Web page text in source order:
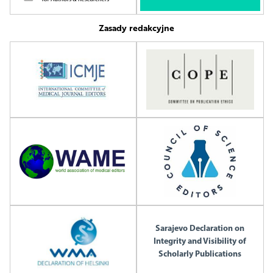
Zasady redakcyjne
Sarajevo Declaration on
Integrity and Visibility of
Scholarly Publications